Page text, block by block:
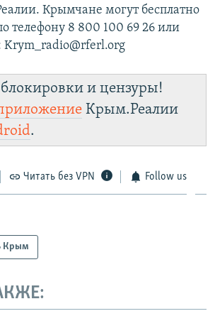
Крымчане могут бесплатно
телефону 8 800 100 69 26 или
Krym_radio@rferl.org
и цензуры!
Крым.Реалии
.
Читать без VPN Follow us
Крым